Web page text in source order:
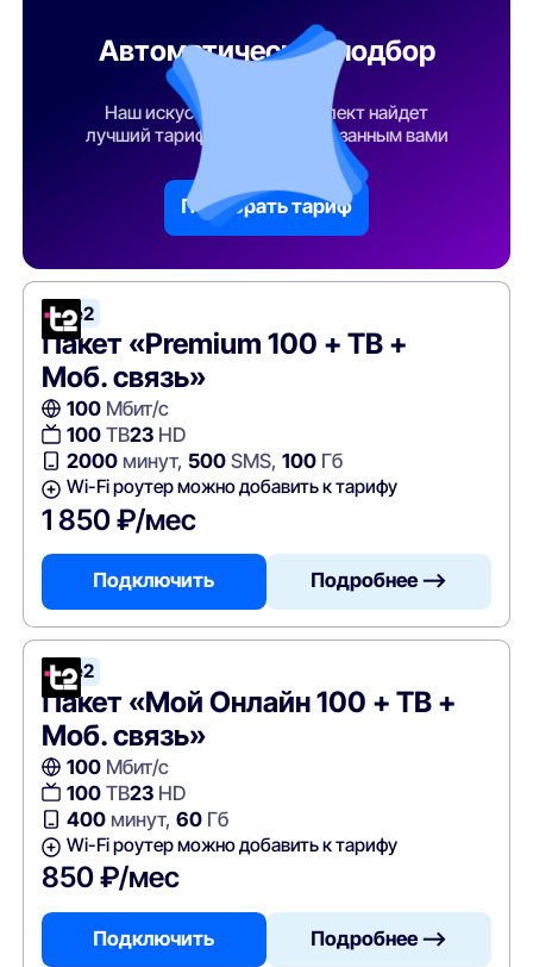
Автоматический подбор
Наш искусственный интеллект найдет
лучший тарифный план по указанным вами
Подобрать тариф
Tele2
Пакет «Premium 100 + ТВ +
Моб. связь»
100Мбит/с
100ТВ23HD
2000минут, 500SMS, 100Гб
Wi-Fi роутер можно добавить к тарифу
1 850 ₽/мес
Подключить Подробнее —>
Tele2
Пакет «Мой Онлайн 100 + ТВ +
Моб. связь»
100Мбит/с
100ТВ23HD
400минут, 60Гб
Wi-Fi роутер можно добавить к тарифу
850 ₽/мес
Подключить Подробнее —>